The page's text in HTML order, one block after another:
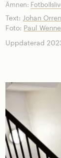
Ämnen:
Text:Johan
Foto: Paul
Uppdaterad